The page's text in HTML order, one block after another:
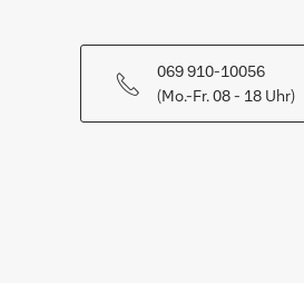
069 910-10056
(Mo.-Fr. 08 - 18 Uhr)